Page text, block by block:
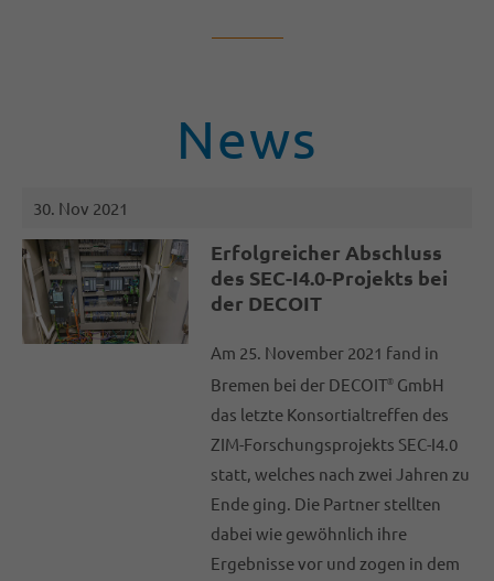
News
30. Nov 2021
Erfolgreicher Abschluss
des SEC-I4.0-Projekts bei
der DECOIT
Am 25. November 2021 fand in
Bremen bei der DECOIT® GmbH
das letzte Konsortialtreffen des
ZIM-Forschungsprojekts SEC-I4.0
statt, welches nach zwei Jahren zu
Ende ging. Die Partner stellten
dabei wie gewöhnlich ihre
Ergebnisse vor und zogen in dem